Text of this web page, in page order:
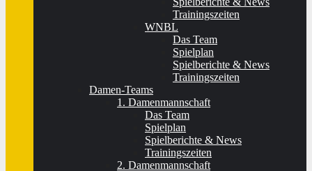
Trainingszeiten
WNBL
Das Team
Spielplan
Spielberichte & News
Trainingszeiten
Damen-Teams
1. Damenmannschaft
Das Team
Spielplan
Spielberichte & News
Trainingszeiten
2. Damenmannschaft